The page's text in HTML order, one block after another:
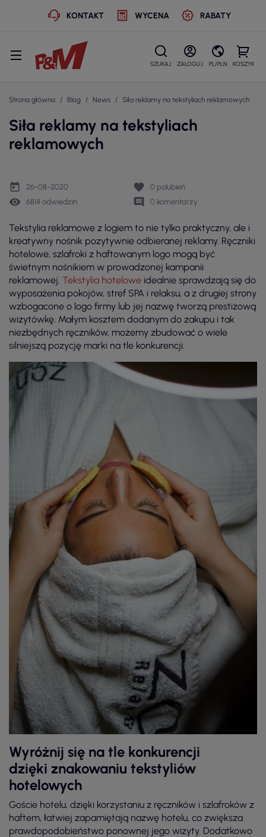
KONTAKT WYCENA RABATY
SZUKAJ ZALOGUJ PL/PLN KOSZYK
Strona główna Blog News Siła reklamy na tekstyliach reklamowych
Siła reklamy na tekstyliach
reklamowych
today 26-08-2020 favorite 0 polubień
remove_red_eye 6814 odwiedzin comment 0 komentarzy
Tekstylia reklamowe z logiem to nie tylko praktyczny, ale i
kreatywny nośnik pozytywnie odbieranej reklamy. Ręczniki
hotelowe, szlafroki z haftowanym logo mogą być
świetnym nośnikiem w prowadzonej kampanii
reklamowej. Tekstylia hotelowe idealnie sprawdzają się do
wyposażenia pokojów, stref SPA i relaksu, a z drugiej strony
wzbogacone o logo firmy lub jej nazwę tworzą prestiżową
wizytówkę. Małym kosztem dodanym do zakupu i tak
niezbędnych ręczników, możemy zbudować o wiele
silniejszą pozycję marki na tle konkurencji.
Wyróżnij się na tle konkurencji
dzięki znakowaniu tekstyliów
hotelowych
Goście hotelu, dzięki korzystaniu z ręczników i szlafroków z
haftem, łatwiej zapamiętają nazwę hotelu, co zwiększa
prawdopodobieństwo ponownej jego wizyty. Dodatkowo